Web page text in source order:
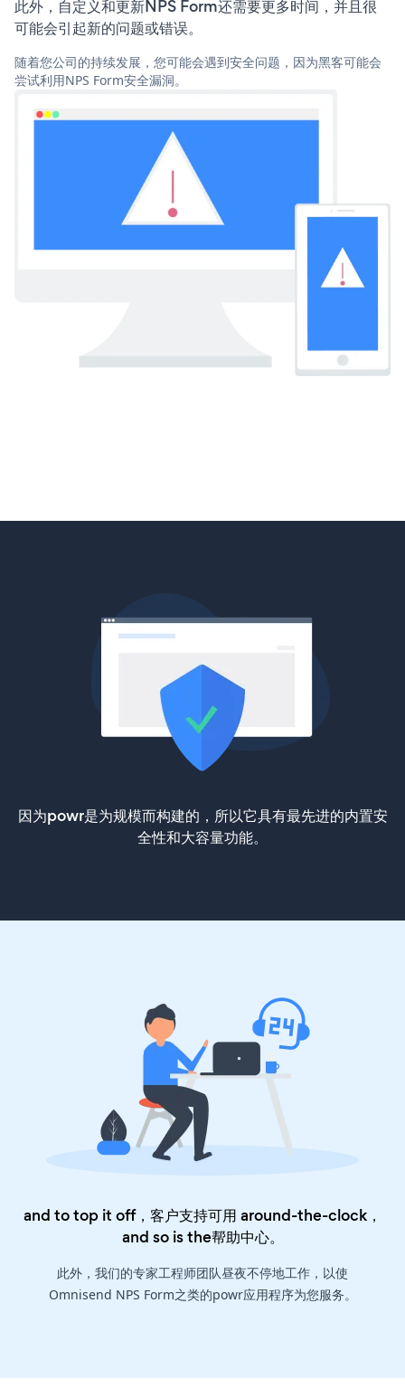
此外，自定义和更新NPS Form还需要更多时间，并且很
可能会引起新的问题或错误。
随着您公司的持续发展，您可能会遇到安全问题，因为黑客可能会
尝试利用NPS Form安全漏洞。
因为powr是为规模而构建的，所以它具有最先进的内置安
全性和大容量功能。
and to top it off，客户支持可用 around-the-clock，
and so is the帮助中心。
此外，我们的专家工程师团队昼夜不停地工作，以使
Omnisend NPS Form之类的powr应用程序为您服务。